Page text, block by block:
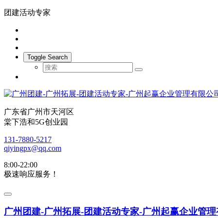
团建活动专家
Toggle Search
广东省广州市天河区
棠下浩和5G创业园
131-7880-5217
qiyingpx@qq.com
8:00-22:00
极速响应服务！
广州团建-广州拓展-团建活动专家-广州起赢企业管理